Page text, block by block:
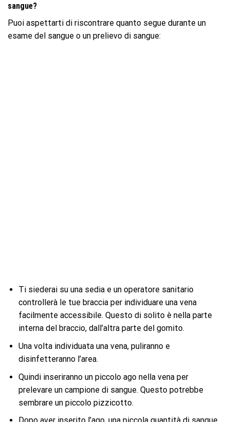
sangue?
Puoi aspettarti di riscontrare quanto segue durante un
esame del sangue o un prelievo di sangue:
Ti siederai su una sedia e un operatore sanitario
controllerà le tue braccia per individuare una vena
facilmente accessibile. Questo di solito è nella parte
interna del braccio, dall’altra parte del gomito.
Una volta individuata una vena, puliranno e
disinfetteranno l’area.
Quindi inseriranno un piccolo ago nella vena per
prelevare un campione di sangue. Questo potrebbe
sembrare un piccolo pizzicotto.